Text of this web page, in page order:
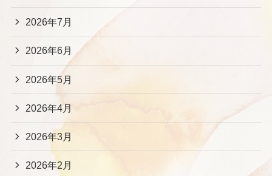
2026年7月
2026年6月
2026年5月
2026年4月
2026年3月
2026年2月